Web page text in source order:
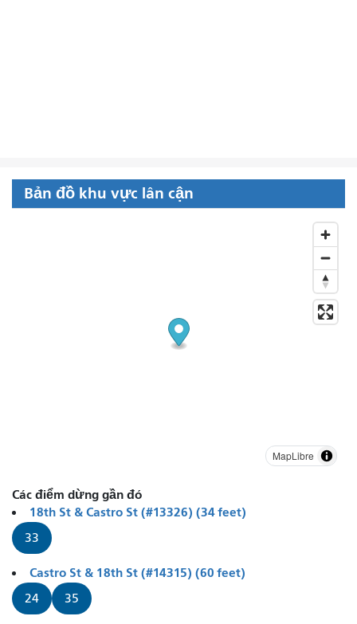
Bản đồ khu vực lân cận
MapLibre
Các điểm dừng gần đó
18th St & Castro St (#13326) (34 feet)
33
Castro St & 18th St (#14315) (60 feet)
24 35